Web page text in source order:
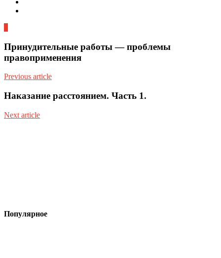
Принудительные работы — проблемы
правоприменения
Previous article
Наказание расстоянием. Часть 1.
Next article
Популярное